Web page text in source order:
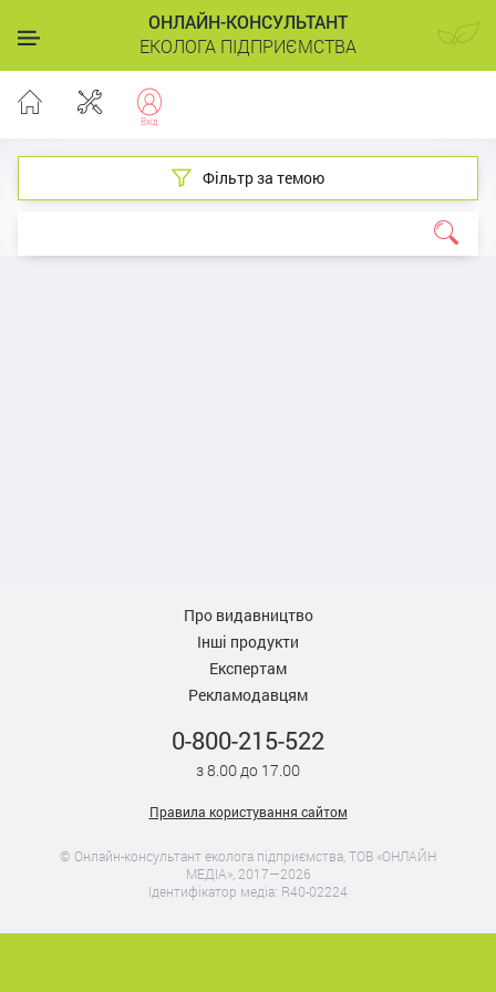
ОНЛАЙН-КОНСУЛЬТАНТ
ЕКОЛОГА ПІДПРИЄМСТВА
Фільтр за темою
Про видавництво
Інші продукти
Експертам
Рекламодавцям
0-800-215-522
з 8.00 до 17.00
Правила користування сайтом
© Онлайн-консультант еколога підприємства, ТОВ «ОНЛАЙН
МЕДІА», 2017—2026
Ідентифікатор медіа: R40-02224